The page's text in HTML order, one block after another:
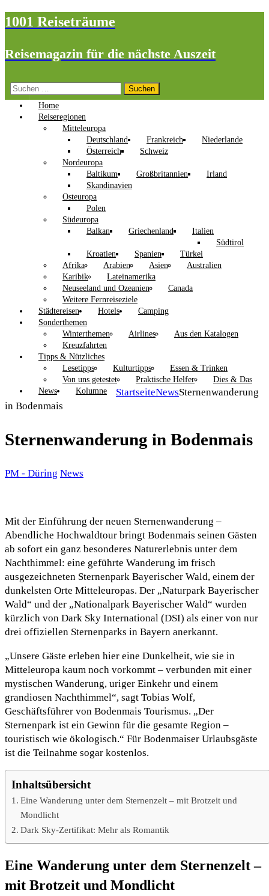
1001 Reiseträume
Reisemagazin für die nächste Auszeit
Suchen
nach:
Home
Reiseregionen
Mitteleuropa
Deutschland
Frankreich
Niederlande
Österreich
Schweiz
Nordeuropa
Baltikum
Großbritannien
Irland
Skandinavien
Osteuropa
Polen
Südeuropa
Balkan
Griechenland
Italien
Südtirol
Kroatien
Spanien
Türkei
Afrika
Arabien Asien
Australien
Karibik
Lateinamerika
Neuseeland und Ozeanien
Canada
Weitere Fernreiseziele
Städtereisen
Hotels
Camping
Sonderthemen
Winterthemen
Airlines
Aus den Katalogen
Kreuzfahrten
Tipps & Nützliches
Lesetipps
Kulturtipps
Essen & Trinken
Von uns getestet
Praktische Helfer
Dies & Das
News
Kolumne StartseiteNewsSternenwanderung
in Bodenmais
Sternenwanderung in Bodenmais
PM - Düring News
Mit der Einführung der neuen Sternenwanderung –
Abendliche Hochwaldtour bringt Bodenmais seinen Gästen
ab sofort ein ganz besonderes Naturerlebnis unter dem
Nachthimmel: eine geführte Wanderung im frisch
ausgezeichneten Sternenpark Bayerischer Wald, einem der
dunkelsten Orte Mitteleuropas. Der „Naturpark Bayerischer
Wald“ und der „Nationalpark Bayerischer Wald“ wurden
kürzlich von Dark Sky International (DSI) als einer von nur
drei offiziellen Sternenparks in Bayern anerkannt.
„Unsere Gäste erleben hier eine Dunkelheit, wie sie in
Mitteleuropa kaum noch vorkommt – verbunden mit einer
mystischen Wanderung, uriger Einkehr und einem
grandiosen Nachthimmel“, sagt Tobias Wolf,
Geschäftsführer von Bodenmais Tourismus. „Der
Sternenpark ist ein Gewinn für die gesamte Region –
touristisch wie ökologisch.“ Für Bodenmaiser Urlaubsgäste
ist die Teilnahme sogar kostenlos.
Inhaltsübersicht
Eine Wanderung unter dem Sternenzelt – mit Brotzeit und
Mondlicht
Dark Sky-Zertifikat: Mehr als Romantik
Eine Wanderung unter dem Sternenzelt –
mit Brotzeit und Mondlicht